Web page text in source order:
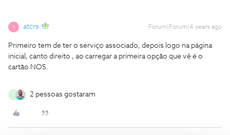
A atcrs Forum|Forum|4 years ago
Primeiro tem de ter o serviço associado, depois logo na página
inicial, canto direito , ao carregar a primeira opção que vê é o
cartão NOS.
2 pessoas gostaram